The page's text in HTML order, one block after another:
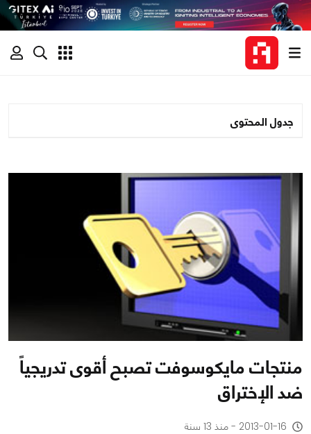
جدول المحتوى
منتجات مايكوسوفت تصبح أقوى تدريجياً
ضد الإختراق
2013-01-16 - منذ 13 سنة